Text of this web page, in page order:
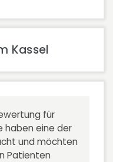
Kassel
für
haben eine der
und möchten
Patienten